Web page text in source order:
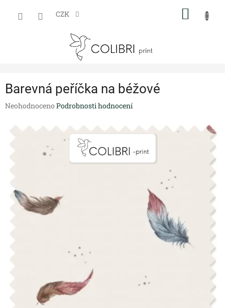
CZK
Barevná peříčka na béžové
Průměrné
produktu
0,0
hvězdiček.
Neohodnoceno Podrobnosti hodnocení